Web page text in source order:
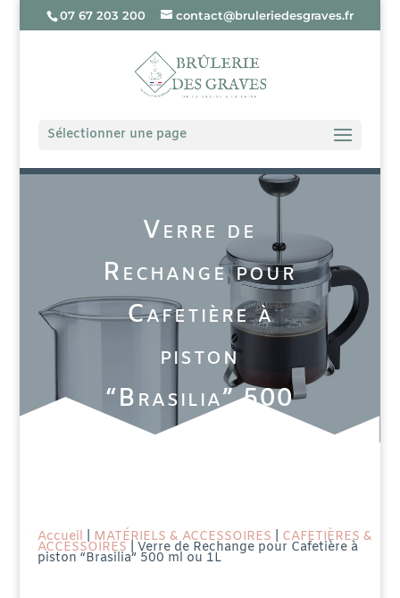
07 67 203 200 contact@bruleriedesgraves.fr
Sélectionner une page
Verre de
Rechange pour
Cafetière à
piston
“Brasilia” 500
ml ou 1L
Accueil MATÉRIELS & ACCESSOIRES CAFETIÈRES &
ACCESSOIRES | Verre de Rechange pour Cafetière à
piston “Brasilia” 500 ml ou 1L